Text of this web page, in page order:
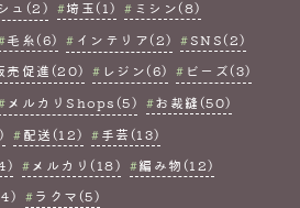
ュ(2) 埼玉(1)
ミシン(8)
毛糸(6) インテリア(2)
SNS(2)
売促進(20) レジン(6)
ビーズ(3)
メルカリShops(5)
お裁縫(50)
配送(12)
手芸(13)
メルカリ(18)
編み物(12)
ラクマ(5)